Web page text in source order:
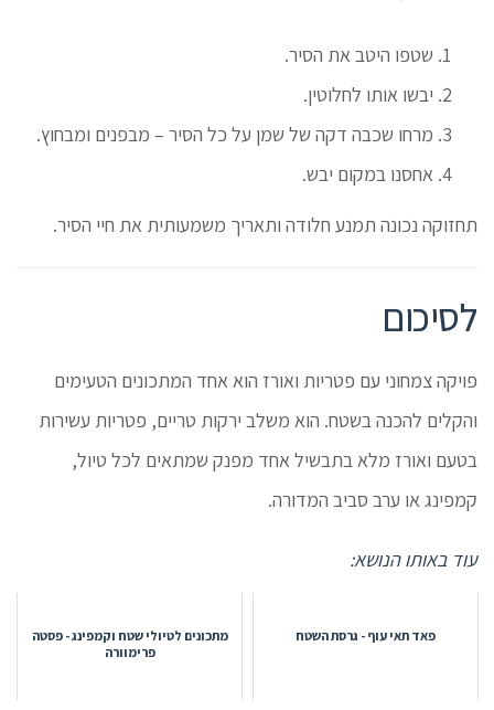
שטפו היטב את הסיר.
יבשו אותו לחלוטין.
מרחו שכבה דקה של שמן על כל הסיר – מבפנים ומבחוץ.
אחסנו במקום יבש.
תחזוקה נכונה תמנע חלודה ותאריך משמעותית את חיי הסיר.
לסיכום
פויקה צמחוני עם פטריות ואורז הוא אחד המתכונים הטעימים
והקלים להכנה בשטח. הוא משלב ירקות טריים, פטריות עשירות
בטעם ואורז מלא בתבשיל אחד מפנק שמתאים לכל טיול,
קמפינג או ערב סביב המדורה.
עוד באותו הנושא:
פאד תאי עוף - גרסת השטח
מתכונים לטיולי שטח וקמפינג - פסטה
פרימוורה